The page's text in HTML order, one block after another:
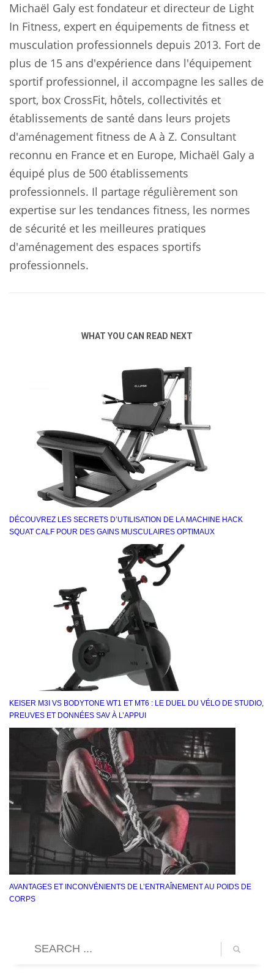
Michaël Galy est fondateur et directeur de Light
In Fitness, expert en équipements de fitness et
musculation professionnels depuis 2013. Fort de
plus de 15 ans d'expérience dans l'équipement
sportif professionnel, il accompagne les salles de
sport, box CrossFit, hôtels, collectivités et
établissements de santé dans leurs projets
d'aménagement fitness de A à Z. Consultant
reconnu en France et en Europe, Michaël Galy a
équipé plus de 500 établissements
professionnels. Il partage régulièrement son
expertise sur les tendances fitness, les normes
de sécurité et les meilleures pratiques
d'aménagement des espaces sportifs
professionnels.
WHAT YOU CAN READ NEXT
DÉCOUVREZ LES SECRETS D’UTILISATION DE LA MACHINE HACK
SQUAT CALF POUR DES GAINS MUSCULAIRES OPTIMAUX
KEISER M3I VS BODYTONE WT1 ET MT6 : LE DUEL DU VÉLO DE STUDIO,
PREUVES ET DONNÉES SAV À L’APPUI
AVANTAGES ET INCONVÉNIENTS DE L’ENTRAÎNEMENT AU POIDS DE
CORPS